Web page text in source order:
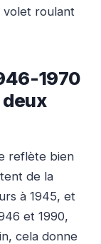
volet roulant
1970
reflète bien
de la
à 1945, et
et 1990,
cela donne